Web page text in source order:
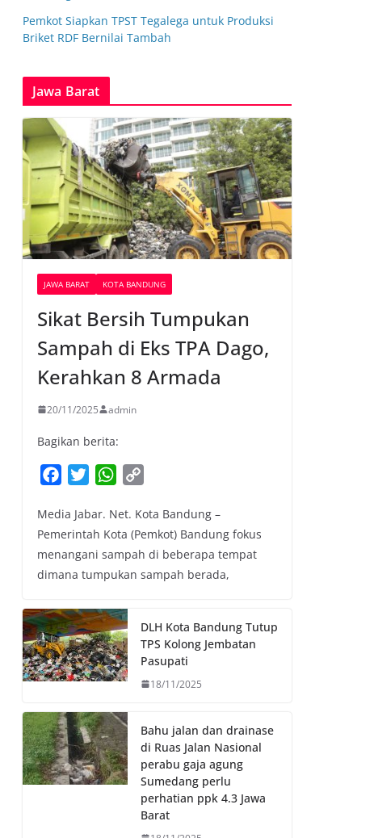
Pemkot Siapkan TPST Tegalega untuk Produksi
Briket RDF Bernilai Tambah
Jawa Barat
JAWA BARAT KOTA BANDUNG
Sikat Bersih Tumpukan
Sampah di Eks TPA Dago,
Kerahkan 8 Armada
20/11/2025 admin
Bagikan berita:
c
e
b
o
k
i
t
t
e
W
a
t
s
A
p
p
y
L
i
k
Media Jabar. Net. Kota Bandung –
Pemerintah Kota (Pemkot) Bandung fokus
menangani sampah di beberapa tempat
dimana tumpukan sampah berada,
DLH Kota Bandung Tutup
TPS Kolong Jembatan
Pasupati
18/11/2025
Bahu jalan dan drainase
di Ruas Jalan Nasional
perabu gaja agung
Sumedang perlu
perhatian ppk 4.3 Jawa
Barat